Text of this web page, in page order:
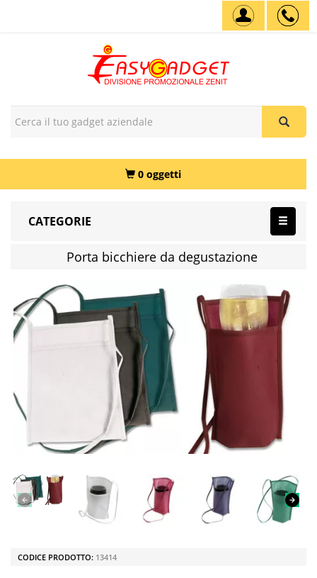
0 oggetti
CATEGORIE
Porta bicchiere da degustazione
CODICE PRODOTTO: 13414